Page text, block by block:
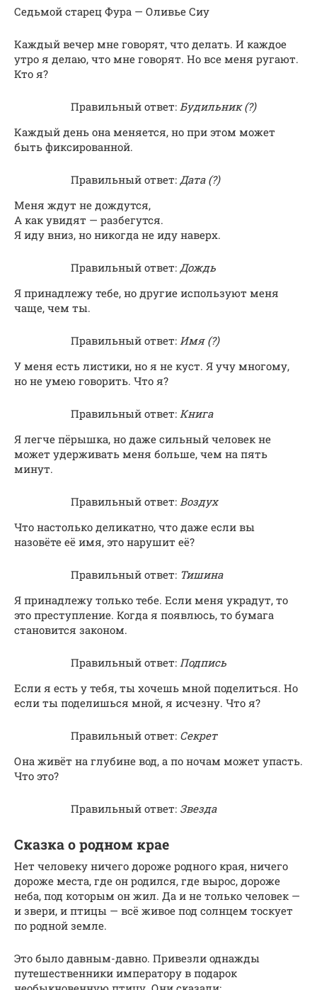
Седьмой старец Фура — Оливье Сиу
Каждый вечер мне говорят, что делать. И каждое
утро я делаю, что мне говорят. Но все меня ругают.
Кто я?
Правильный ответ: Будильник (?)
Каждый день она меняется, но при этом может
быть фиксированной.
Правильный ответ: Дата (?)
Меня ждут не дождутся,
А как увидят — разбегутся.
Я иду вниз, но никогда не иду наверх.
Правильный ответ: Дождь
Я принадлежу тебе, но другие используют меня
чаще, чем ты.
Правильный ответ: Имя (?)
У меня есть листики, но я не куст. Я учу многому,
но не умею говорить. Что я?
Правильный ответ: Книга
Я легче пёрышка, но даже сильный человек не
может удерживать меня больше, чем на пять
минут.
Правильный ответ: Воздух
Что настолько деликатно, что даже если вы
назовёте её имя, это нарушит её?
Правильный ответ: Тишина
Я принадлежу только тебе. Если меня украдут, то
это преступление. Когда я появлюсь, то бумага
становится законом.
Правильный ответ: Подпись
Если я есть у тебя, ты хочешь мной поделиться. Но
если ты поделишься мной, я исчезну. Что я?
Правильный ответ: Секрет
Она живёт на глубине вод, а по ночам может упасть.
Что это?
Правильный ответ: Звезда
Сказка о родном крае
Нет человеку ничего дороже родного края, ничего
дороже места, где он родился, где вырос, дороже
неба, под которым он жил. Да и не только человек —
и звери, и птицы — всё живое под солнцем тоскует
по родной земле.
Это было давным-давно. Привезли однажды
путешественники императору в подарок